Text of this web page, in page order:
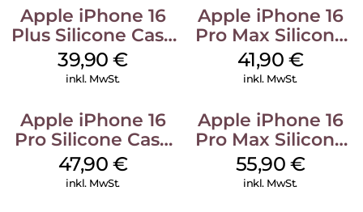
Apple iPhone 16
Plus Silicone Case
MagSafe Plum
39,90€
inkl. MwSt.
Apple iPhone 16
Pro Max Silicone
Case MagSafe
Ultramarine
41,90 €
inkl. MwSt.
Apple iPhone 16
Pro Silicone Case
MagSafe Denim
47,90 €
inkl. MwSt.
Apple iPhone 16
Pro Max Silicone
Case MagSafe
Stone Gray
55,90 €
inkl. MwSt.